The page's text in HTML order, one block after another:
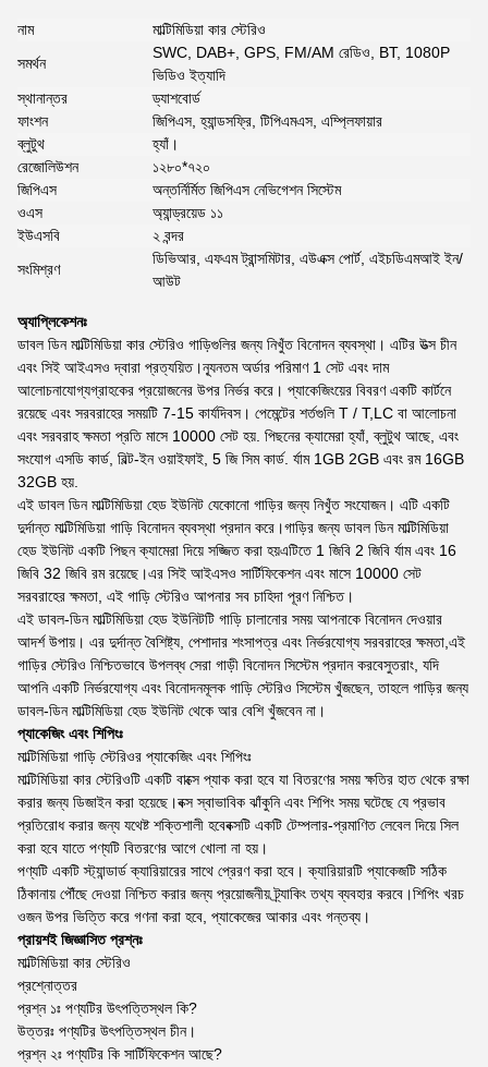
নাম
মাল্টিমিডিয়া কার স্টেরিও
সমর্থন
SWC, DAB+, GPS, FM/AM রেডিও, BT, 1080P
ভিডিও ইত্যাদি
স্থানান্তর
ড্যাশবোর্ড
ফাংশন
জিপিএস, হ্যান্ডসফ্রি, টিপিএমএস, এম্প্লিফায়ার
ব্লুটুথ
হ্যাঁ।
রেজোলিউশন
১২৮০*৭২০
জিপিএস
অন্তর্নির্মিত জিপিএস নেভিগেশন সিস্টেম
ওএস
অ্যান্ড্রয়েড ১১
ইউএসবি
২ বন্দর
সংমিশ্রণ
ডিভিআর, এফএম ট্রান্সমিটার, এউএক্স পোর্ট, এইচডিএমআই ইন/
আউট
অ্যাপ্লিকেশনঃ
ডাবল ডিন মাল্টিমিডিয়া কার স্টেরিও গাড়িগুলির জন্য নিখুঁত বিনোদন ব্যবস্থা। এটির উত্স চীন
এবং সিই আইএসও দ্বারা প্রত্যয়িত।ন্যূনতম অর্ডার পরিমাণ 1 সেট এবং দাম
আলোচনাযোগ্যগ্রাহকের প্রয়োজনের উপর নির্ভর করে। প্যাকেজিংয়ের বিবরণ একটি কার্টনে
রয়েছে এবং সরবরাহের সময়টি 7-15 কার্যদিবস। পেমেন্টের শর্তগুলি T / T,LC বা আলোচনা
এবং সরবরাহ ক্ষমতা প্রতি মাসে 10000 সেট হয়. পিছনের ক্যামেরা হ্যাঁ, ব্লুটুথ আছে, এবং
সংযোগ এসডি কার্ড, বিল্ট-ইন ওয়াইফাই, 5 জি সিম কার্ড. র্যাম 1GB 2GB এবং রম 16GB
32GB হয়.
এই ডাবল ডিন মাল্টিমিডিয়া হেড ইউনিট যেকোনো গাড়ির জন্য নিখুঁত সংযোজন। এটি একটি
দুর্দান্ত মাল্টিমিডিয়া গাড়ি বিনোদন ব্যবস্থা প্রদান করে।গাড়ির জন্য ডাবল ডিন মাল্টিমিডিয়া
হেড ইউনিট একটি পিছন ক্যামেরা দিয়ে সজ্জিত করা হয়এটিতে 1 জিবি 2 জিবি র্যাম এবং 16
জিবি 32 জিবি রম রয়েছে।এর সিই আইএসও সার্টিফিকেশন এবং মাসে 10000 সেট
সরবরাহের ক্ষমতা, এই গাড়ি স্টেরিও আপনার সব চাহিদা পূরণ নিশ্চিত।
এই ডাবল-ডিন মাল্টিমিডিয়া হেড ইউনিটটি গাড়ি চালানোর সময় আপনাকে বিনোদন দেওয়ার
আদর্শ উপায়। এর দুর্দান্ত বৈশিষ্ট্য, পেশাদার শংসাপত্র এবং নির্ভরযোগ্য সরবরাহের ক্ষমতা,এই
গাড়ির স্টেরিও নিশ্চিতভাবে উপলব্ধ সেরা গাড়ী বিনোদন সিস্টেম প্রদান করবেসুতরাং, যদি
আপনি একটি নির্ভরযোগ্য এবং বিনোদনমূলক গাড়ি স্টেরিও সিস্টেম খুঁজছেন, তাহলে গাড়ির জন্য
ডাবল-ডিন মাল্টিমিডিয়া হেড ইউনিট থেকে আর বেশি খুঁজবেন না।
প্যাকেজিং এবং শিপিংঃ
মাল্টিমিডিয়া গাড়ি স্টেরিওর প্যাকেজিং এবং শিপিংঃ
মাল্টিমিডিয়া কার স্টেরিওটি একটি বাক্সে প্যাক করা হবে যা বিতরণের সময় ক্ষতির হাত থেকে রক্ষা
করার জন্য ডিজাইন করা হয়েছে।বক্স স্বাভাবিক ঝাঁকুনি এবং শিপিং সময় ঘটেছে যে প্রভাব
প্রতিরোধ করার জন্য যথেষ্ট শক্তিশালী হবেবক্সটি একটি টেম্পলার-প্রমাণিত লেবেল দিয়ে সিল
করা হবে যাতে পণ্যটি বিতরণের আগে খোলা না হয়।
পণ্যটি একটি স্ট্যান্ডার্ড ক্যারিয়ারের সাথে প্রেরণ করা হবে। ক্যারিয়ারটি প্যাকেজটি সঠিক
ঠিকানায় পৌঁছে দেওয়া নিশ্চিত করার জন্য প্রয়োজনীয় ট্র্যাকিং তথ্য ব্যবহার করবে।শিপিং খরচ
ওজন উপর ভিত্তি করে গণনা করা হবে, প্যাকেজের আকার এবং গন্তব্য।
প্রায়শই জিজ্ঞাসিত প্রশ্নঃ
মাল্টিমিডিয়া কার স্টেরিও
প্রশ্নোত্তর
প্রশ্ন ১ঃ পণ্যটির উৎপত্তিস্থল কি?
উত্তরঃ পণ্যটির উৎপত্তিস্থল চীন।
প্রশ্ন ২ঃ পণ্যটির কি সার্টিফিকেশন আছে?